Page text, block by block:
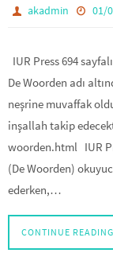
akadmin 01/
IUR Press 694
De Woorden adı
neşrine muvaffak
inşallah takip
woorden.html IUR
(De Woorden)
ederken,…
CONTINUE READING